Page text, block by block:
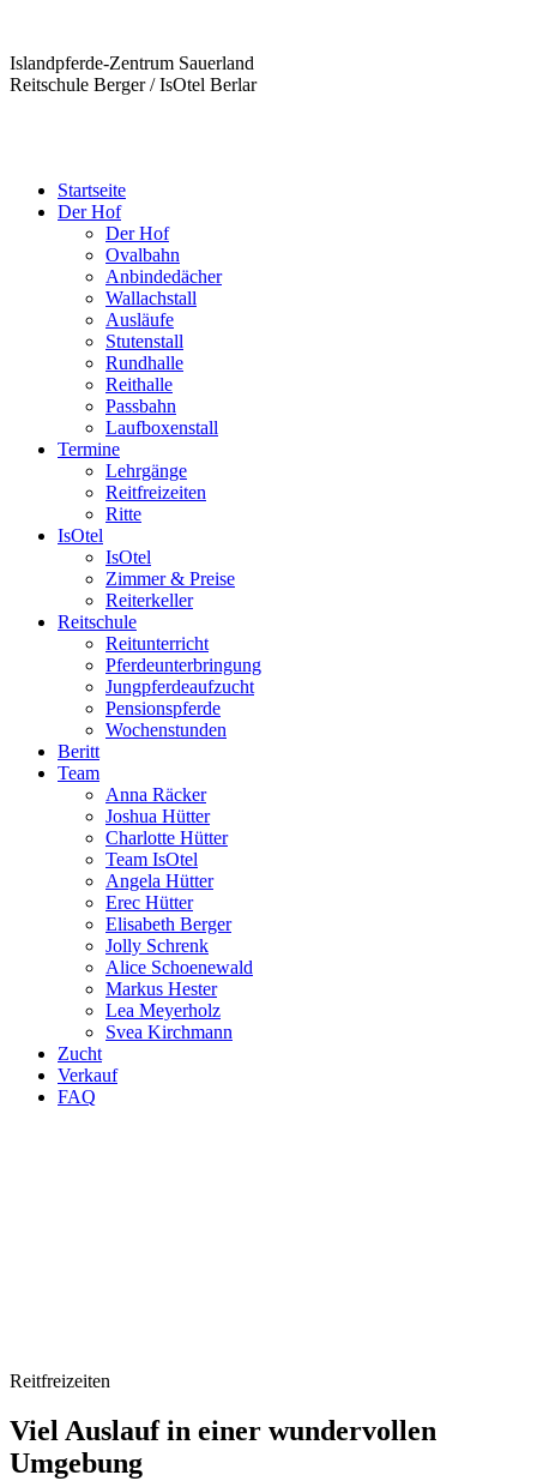
Islandpferde-Zentrum Sauerland
Reitschule Berger / IsOtel Berlar
Startseite
Der Hof
Der Hof
Ovalbahn
Anbindedächer
Wallachstall
Ausläufe
Stutenstall
Rundhalle
Reithalle
Passbahn
Laufboxenstall
Termine
Lehrgänge
Reitfreizeiten
Ritte
IsOtel
IsOtel
Zimmer & Preise
Reiterkeller
Reitschule
Reitunterricht
Pferdeunterbringung
Jungpferdeaufzucht
Pensionspferde
Wochenstunden
Beritt
Team
Anna Räcker
Joshua Hütter
Charlotte Hütter
Team IsOtel
Angela Hütter
Erec Hütter
Elisabeth Berger
Jolly Schrenk
Alice Schoenewald
Markus Hester
Lea Meyerholz
Svea Kirchmann
Zucht
Verkauf
FAQ
Reitfreizeiten
Viel Auslauf in einer wundervollen
Umgebung